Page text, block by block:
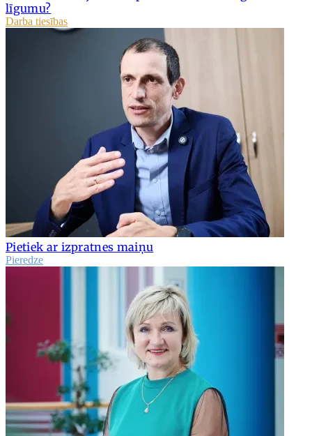
līgumu?
Darba tiesības
Pietiek ar izpratnes maiņu
Pieredze